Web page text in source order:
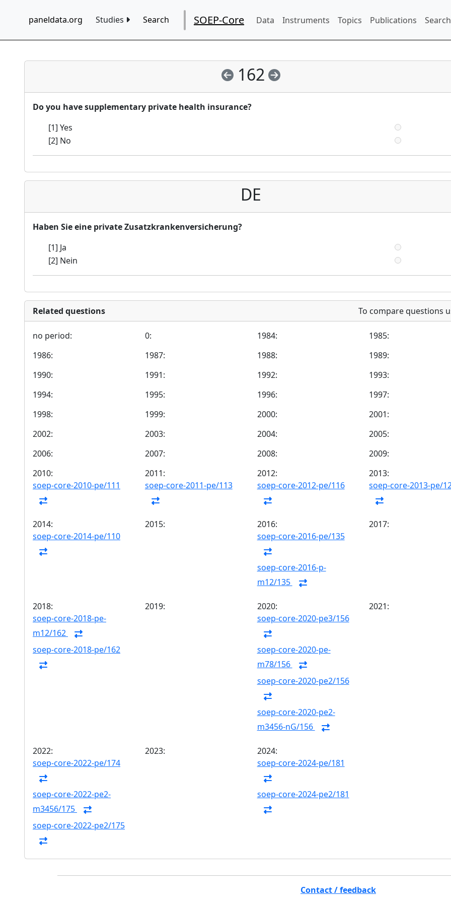
paneldata.org Studies Search SOEP-Core Data Instruments Topics Publications
162
Do you have supplementary private health insurance?
[1] Yes
[2] No
DE
Haben Sie eine private Zusatzkrankenversicherung?
[1] Ja
[2] Nein
Related questions To compare questions
no period: 0: 1984:
1985:
1986:
1987: 1988:
1989:
1990:
1991: 1992:
1993:
1994:
1995: 1996:
1997:
1998:
1999: 2000:
2001:
2002:
2003: 2004:
2005:
2006:
2007: 2008:
2009:
2010:
soep-core-2010-pe/111
2011:
soep-core-2011-pe/113
2012:
soep-core-2012-pe/116
2013:
soep-core-2013-pe/
2014:
soep-core-2014-pe/110
2015:
2016:
soep-core-2016-pe/135
soep-core-2016-p-
m12/135
2017:
2018:
soep-core-2018-pe-
m12/162
soep-core-2018-pe/162
2019:
2020:
soep-core-2020-pe3/156
soep-core-2020-pe-
m78/156
soep-core-2020-pe2/156
soep-core-2020-pe2-
m3456-nG/156
2021:
2022:
soep-core-2022-pe/174
soep-core-2022-pe2-
m3456/175
soep-core-2022-pe2/175
2023:
2024:
soep-core-2024-pe/181
soep-core-2024-pe2/181
Contact / feedback